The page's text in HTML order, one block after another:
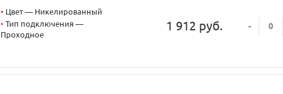
• Цвет — Никелированный
• Тип подключения —
Проходное
1 912 руб. -